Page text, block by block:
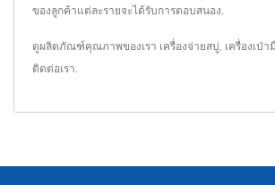
ของลูกค้าแต่ละรายจะได้รับการตอบสนอง.
ดูผลิตภัณฑ์คุณภาพของเรา เครื่องจ่ายสบู่ เครื่องเป่า
ติดต่อเรา